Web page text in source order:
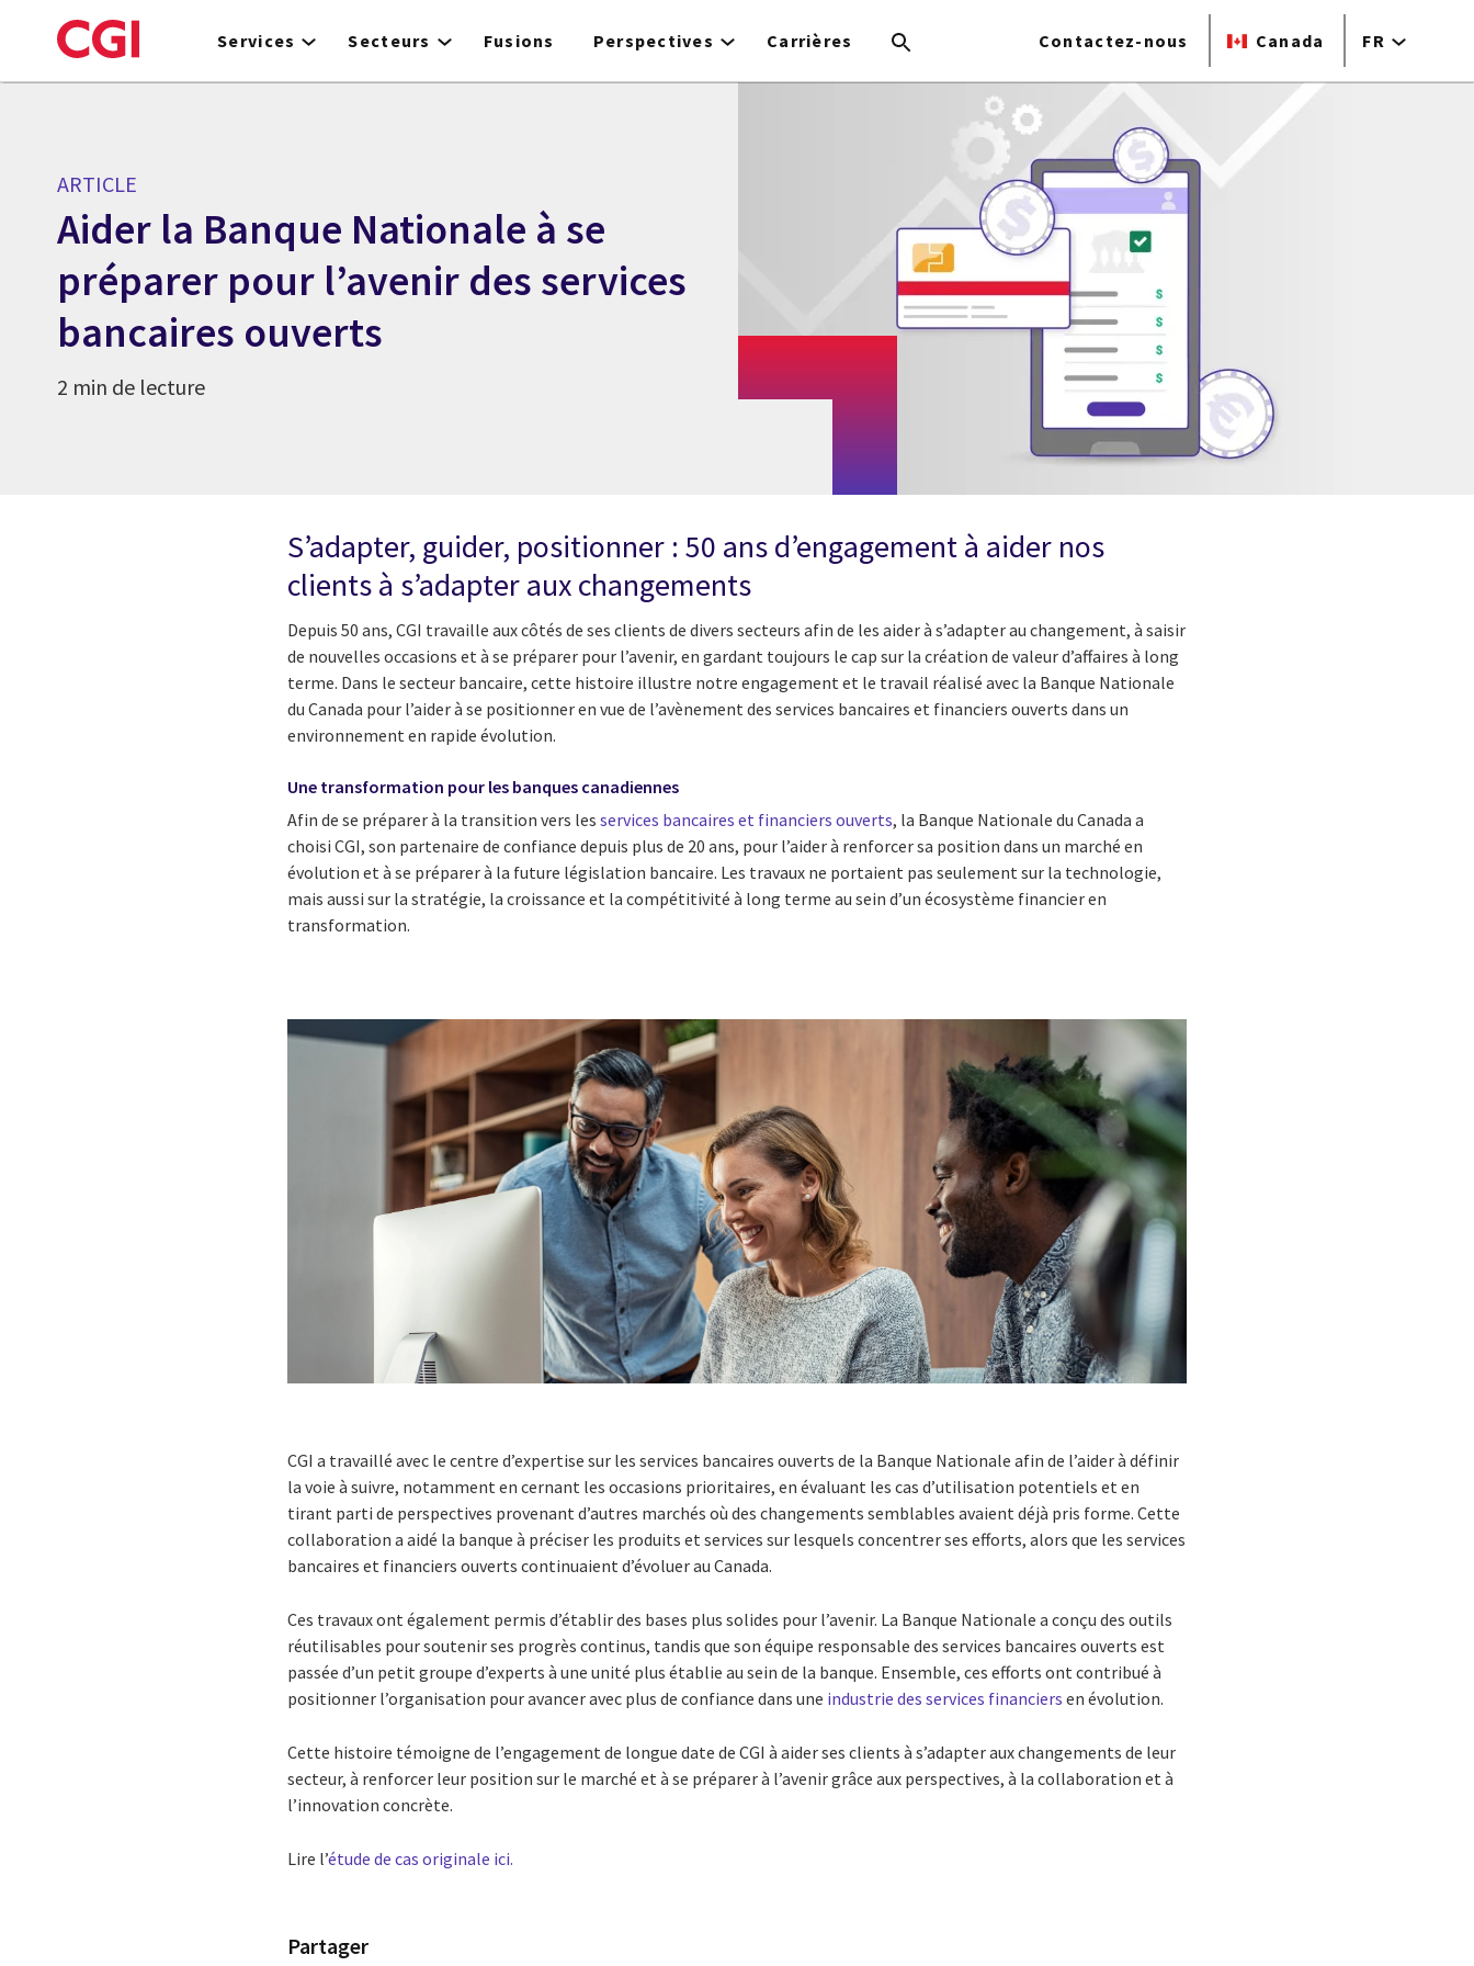
to
Services Secteurs Fusions Perspectives Carrières Contactez-nous Canada FR
ARTICLE
Aider la Banque Nationale à se
préparer pour l’avenir des services
bancaires ouverts
2 min de lecture
S’adapter, guider, positionner : 50 ans d’engagement à aider nos
clients à s’adapter aux changements
Depuis 50 ans, CGI travaille aux côtés de ses clients de divers secteurs afin de les aider à s’adapter au changement, à saisir
de nouvelles occasions et à se préparer pour l’avenir, en gardant toujours le cap sur la création de valeur d’affaires à long
terme. Dans le secteur bancaire, cette histoire illustre notre engagement et le travail réalisé avec la Banque Nationale
du Canada pour l’aider à se positionner en vue de l’avènement des services bancaires et financiers ouverts dans un
environnement en rapide évolution.
Une transformation pour les banques canadiennes
Afin de se préparer à la transition vers lesservices bancaires et financiers ouverts, la Banque Nationale du Canada a
choisi CGI, son partenaire de confiance depuis plus de 20 ans, pour l’aider à renforcer sa position dans un marché en
évolution et à se préparer à la future législation bancaire. Les travaux ne portaient pas seulement sur la technologie,
mais aussi sur la stratégie, la croissance et la compétitivité à long terme au sein d’un écosystème financier en
transformation.
CGI a travaillé avec le centre d’expertise sur les services bancaires ouverts de la Banque Nationale afin de l’aider à définir
la voie à suivre, notamment en cernant les occasions prioritaires, en évaluant les cas d’utilisation potentiels et en
tirant parti de perspectives provenant d’autres marchés où des changements semblables avaient déjà pris forme. Cette
collaboration a aidé la banque à préciser les produits et services sur lesquels concentrer ses efforts, alors que les services
bancaires et financiers ouverts continuaient d’évoluer au Canada.
Ces travaux ont également permis d’établir des bases plus solides pour l’avenir. La Banque Nationale a conçu des outils
réutilisables pour soutenir ses progrès continus, tandis que son équipe responsable des services bancaires ouverts est
passée d’un petit groupe d’experts à une unité plus établie au sein de la banque. Ensemble, ces efforts ont contribué à
positionner l’organisation pour avancer avec plus de confiance dans une industrie des services financiers en évolution.
Cette histoire témoigne de l’engagement de longue date de CGI à aider ses clients à s’adapter aux changements de leur
secteur, à renforcer leur position sur le marché et à se préparer à l’avenir grâce aux perspectives, à la collaboration et à
l’innovation concrète.
Lire l’étude de cas originale ici.
Partager